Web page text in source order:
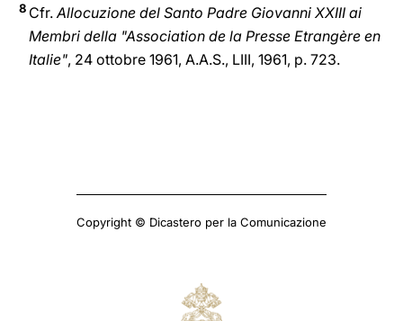
8 Cfr.Allocuzione del Santo Padre Giovanni XXIII ai
Membri della "Association de la Presse Etrangère en
Italie", 24 ottobre 1961, A.A.S., LIII, 1961, p. 723.
Copyright © Dicastero per la Comunicazione